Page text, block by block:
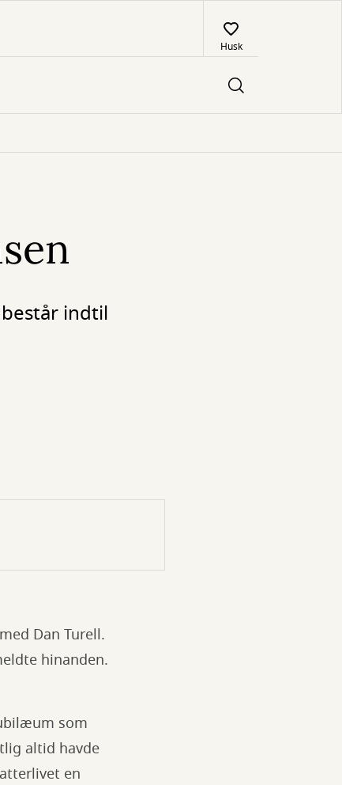
Husk
indtil
Dan Turell.
hinanden.
som
altid havde
en